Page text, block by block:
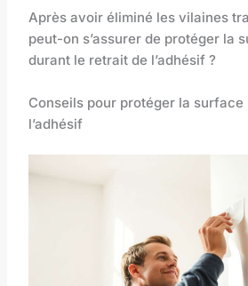
Après avoir éliminé les vilaines
peut-on s’assurer de protéger la
durant le retrait de l’adhésif ?
Conseils pour protéger la
l’adhésif